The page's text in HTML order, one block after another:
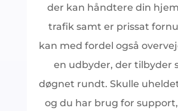
der kan håndtere din
trafik samt er prissat
kan med fordel også
en udbyder, der tilbyder
døgnet rundt. Skulle
og du har brug for